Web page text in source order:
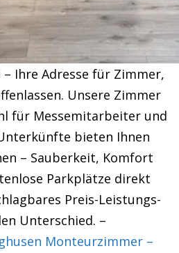
Ihre Adresse für Zimmer,
Unsere Zimmer
für Messemitarbeiter und
bieten Ihnen
– Sauberkeit, Komfort
Parkplätze direkt
Preis-Leistungs-
Unterschied. –
Monteurzimmer –